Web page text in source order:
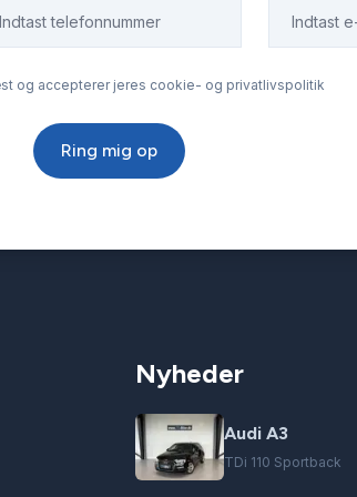
og accepterer jeres cookie- og privatlivspolitik
Ring mig op
Nyheder
Audi A3
TDi 110 Sportback